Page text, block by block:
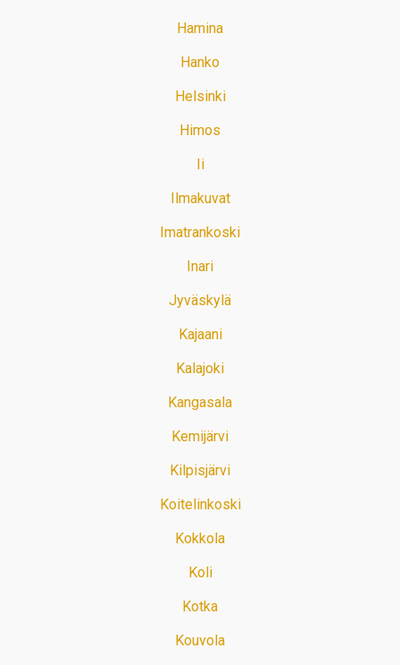
Hamina
Hanko
Helsinki
Himos
Ii
Ilmakuvat
Imatrankoski
Inari
Jyväskylä
Kajaani
Kalajoki
Kangasala
Kemijärvi
Kilpisjärvi
Koitelinkoski
Kokkola
Koli
Kotka
Kouvola